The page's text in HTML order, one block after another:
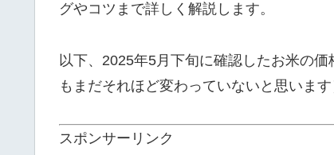
グやコツまで詳しく解説します。
以下、2025年5月下旬に確認したお米の
もまだそれほど変わっていないと思います
スポンサーリンク